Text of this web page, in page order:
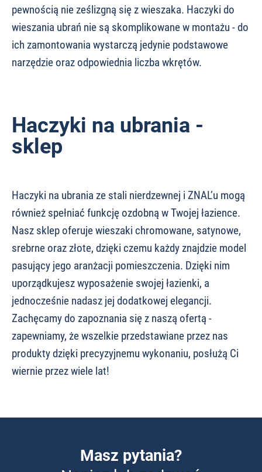
pewnością nie ześlizgną się z wieszaka. Haczyki do
wieszania ubrań nie są skomplikowane w montażu - do
ich zamontowania wystarczą jedynie podstawowe
narzędzie oraz odpowiednia liczba wkrętów.
Haczyki na ubrania -
sklep
Haczyki na ubrania ze stali nierdzewnej i ZNAL’u mogą
również spełniać funkcję ozdobną w Twojej łazience.
Nasz sklep oferuje wieszaki chromowane, satynowe,
srebrne oraz złote, dzięki czemu każdy znajdzie model
pasujący jego aranżacji pomieszczenia. Dzięki nim
uporządkujesz wyposażenie swojej łazienki, a
jednocześnie nadasz jej dodatkowej elegancji.
Zachęcamy do zapoznania się z naszą ofertą -
zapewniamy, że wszelkie przedstawiane przez nas
produkty dzięki precyzyjnemu wykonaniu, posłużą Ci
wiernie przez wiele lat!
Masz pytania?